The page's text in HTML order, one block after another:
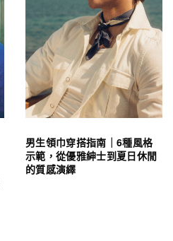
男生領巾穿搭指南｜6種風格
示範，從優雅紳士到夏日休閒
的質感演繹